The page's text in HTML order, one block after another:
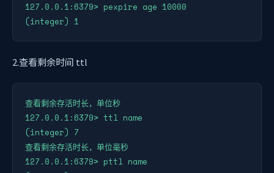
127.0.0.1:6379> pexpire age 10000
2.查看剩余时间 ttl
查看剩余存活时长，单位秒
127.0.0.1:6379> ttl name
(integer) 7
查看剩余存活时长，单位毫秒
127.0.0.1:6379> pttl name